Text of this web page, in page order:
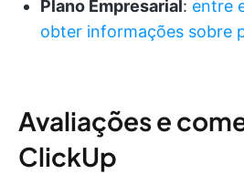
Plano Empresarial: entre
obter informações sobre
Avaliações e
ClickUp